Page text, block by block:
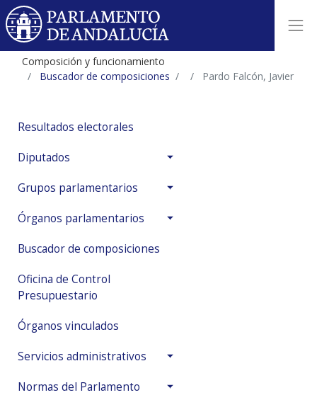
Composición y funcionamiento
Buscador de composiciones
Pardo Falcón, Javier
Resultados electorales
Diputados
Grupos parlamentarios
Órganos parlamentarios
Buscador de composiciones
Oficina de Control
Presupuestario
Órganos vinculados
Servicios administrativos
Normas del Parlamento